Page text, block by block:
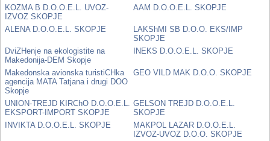
KOZMA B D.O.O.E.L. UVOZ-
IZVOZ SKOPJE
AAM D.O.O.E.L. SKOPJE
ALENA D.O.O.E.L. SKOPJE
LAKShMI SB D.O.O. EKS/IMP
SKOPJE
DviZHenje na ekologistite na
Makedonija-DEM Skopje
INEKS D.O.O.E.L. SKOPJE
Makedonska avionska turistiCHka
agencija MATA Tatjana i drugi DOO
Skopje
GEO VILD MAK D.O.O. SKOPJE
UNION-TREJD KIRChO D.O.O.E.L.
EKSPORT-IMPORT SKOPJE
GELSON TREJD D.O.O.E.L.
SKOPJE
INVIKTA D.O.O.E.L. SKOPJE
MAKPOL LAZAR D.O.O.E.L.
IZVOZ-UVOZ D.O.O. SKOPJE